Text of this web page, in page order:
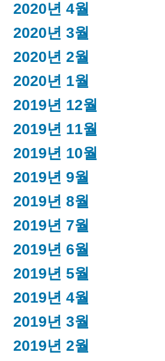
2020년 4월
2020년 3월
2020년 2월
2020년 1월
2019년 12월
2019년 11월
2019년 10월
2019년 9월
2019년 8월
2019년 7월
2019년 6월
2019년 5월
2019년 4월
2019년 3월
2019년 2월